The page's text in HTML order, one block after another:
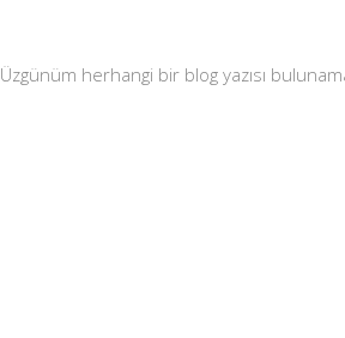
Üzgünüm herhangi bir blog yazısı